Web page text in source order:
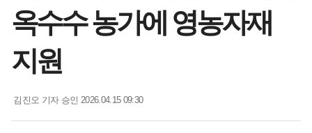
옥수수 농가에 영농자재
지원
김진오 기자승인 2026.04.15 09:30